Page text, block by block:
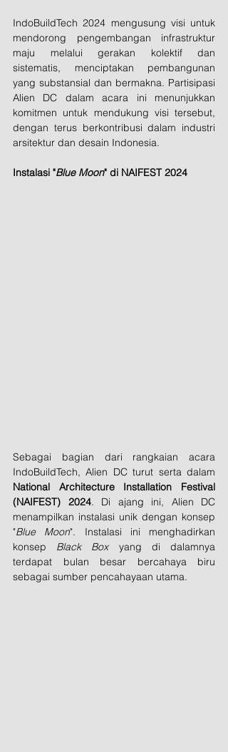
IndoBuildTech 2024 mengusung visi untuk
mendorong pengembangan infrastruktur
maju melalui gerakan kolektif dan
sistematis, menciptakan pembangunan
yang substansial dan bermakna. Partisipasi
Alien DC dalam acara ini menunjukkan
komitmen untuk mendukung visi tersebut,
dengan terus berkontribusi dalam industri
arsitektur dan desain Indonesia.
Instalasi "Blue Moon" di NAIFEST 2024
Sebagai bagian dari rangkaian acara
National Architecture Installation Festival
(NAIFEST) 2024. Di ajang ini, Alien DC
menampilkan instalasi unik dengan konsep
"Blue Moon". Instalasi ini menghadirkan
konsep Black Box yang di dalamnya
terdapat bulan besar bercahaya biru
sebagai sumber pencahayaan utama.